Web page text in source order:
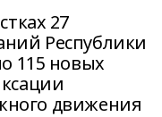
27
Республики
115 новых
движения